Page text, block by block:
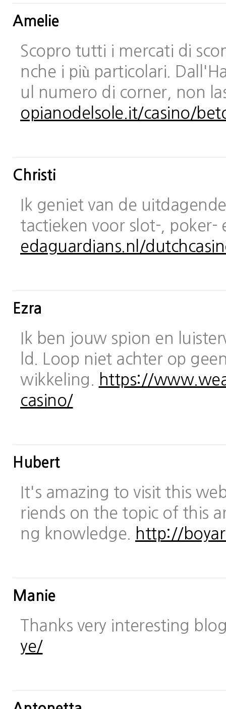
Amelie
Scopro tutti i mercati di
nche i più particolari.
ul numero di corner, non
opianodelsole.it/casino/
Christi
Ik geniet van de
tactieken voor slot-,
edaguardians.nl/
Ezra
Ik ben jouw spion en
ld. Loop niet achter op
wikkeling.
https://
casino/
Hubert
It's amazing to visit this
riends on the topic of this
ng knowledge.
http://
Manie
Thanks very interesting
ye/